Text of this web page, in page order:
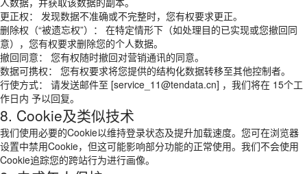
更正权： 发现数据不准确或不完整时，您有权要求更正。
删除权（“被遗忘权”）： 在特定情形下（如处理目的已实现或您撤回同
意），您有权要求删除您的个人数据。
撤回同意： 您有权随时撤回对营销通讯的同意。
数据可携权： 您有权要求将您提供的结构化数据转移至其他控制者。
行使方式： 请发送邮件至 [service_11@tendata.cn] ，我们将在 15个工
作日内 予以回复。
8. Cookie及类似技术
我们使用必要的Cookie以维持登录状态及提升加载速度。您可在浏览器
设置中禁用Cookie，但这可能影响部分功能的正常使用。我们不会使用
Cookie追踪您的跨站行为进行画像。